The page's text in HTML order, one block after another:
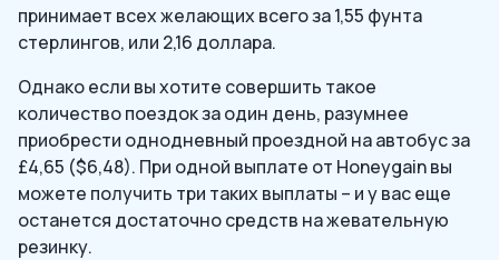
принимает всех желающих всего за 1,55 фунта
стерлингов, или 2,16 доллара.
Однако если вы хотите совершить такое
количество поездок за один день, разумнее
приобрести однодневный проездной на автобус за
£4,65 ($6,48). При одной выплате от Honeygain вы
можете получить три таких выплаты – и у вас еще
останется достаточно средств на жевательную
резинку.